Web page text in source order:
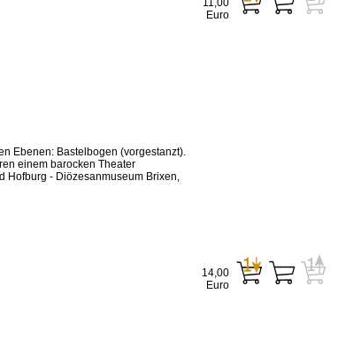
Ebenen: Bastelbogen (vorgestanzt).
einem barocken Theater
Hofburg - Diözesanmuseum Brixen,
11,00
Euro
14,00
Euro